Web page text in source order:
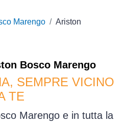
Marengo Ariston
Bosco Marengo
SEMPRE VICINO
TE
Marengo e in tutta la